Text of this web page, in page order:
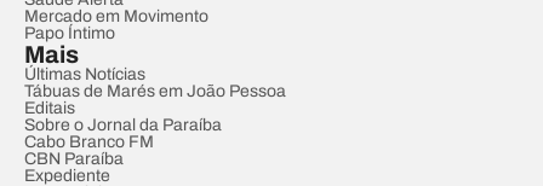
Mercado em Movimento
Papo Íntimo
Mais
Últimas Notícias
Tábuas de Marés em João Pessoa
Editais
Sobre o Jornal da Paraíba
Cabo Branco FM
CBN Paraíba
Expediente